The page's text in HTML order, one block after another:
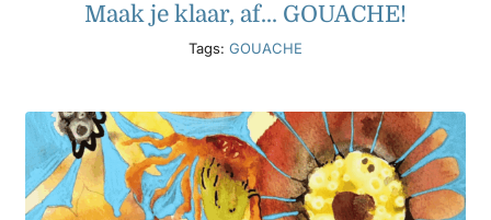
Maak je klaar, af... GOUACHE!
Tags: GOUACHE